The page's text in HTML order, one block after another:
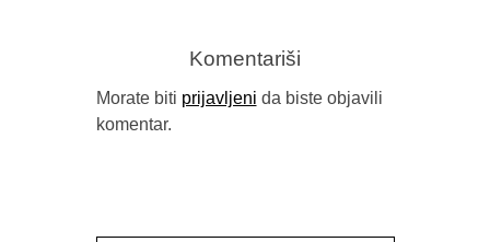
Komentariši
Morate biti prijavljeni da biste objavili
komentar.